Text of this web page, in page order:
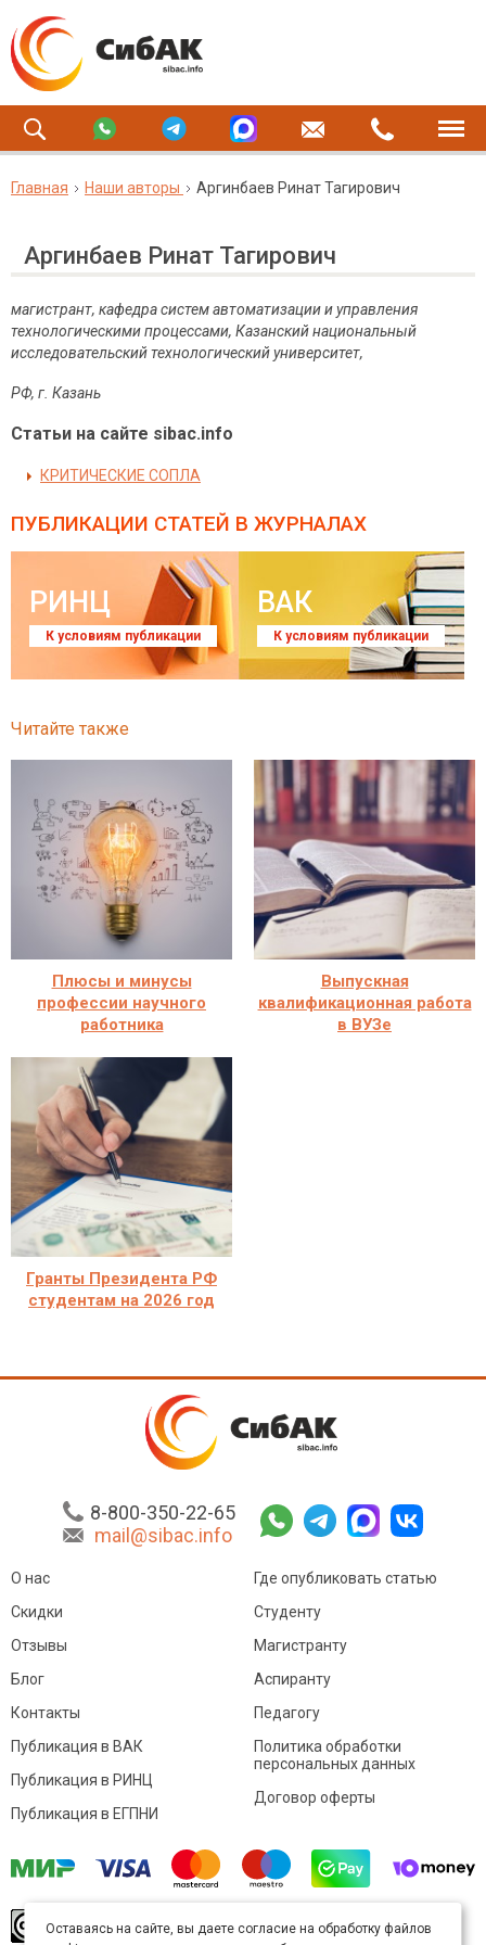
Главная Наши авторы Аргинбаев Ринат Тагирович
Аргинбаев Ринат Тагирович
магистрант, кафедра систем автоматизации и управления
технологическими процессами, Казанский национальный
исследовательский технологический университет,
РФ, г. Казань
Статьи на сайте sibac.info
КРИТИЧЕСКИЕ СОПЛА
ПУБЛИКАЦИИ СТАТЕЙ В ЖУРНАЛАХ
РИНЦ
К условиям публикации
ВАК
К условиям публикации
Читайте также
Плюсы и минусы
профессии научного
работника
Выпускная
квалификационная работа
в ВУЗе
Гранты Президента РФ
студентам на 2026 год
8-800-350-22-65
mail@sibac.info
О нас
Скидки
Отзывы
Блог
Контакты
Где опубликовать статью
Студенту
Магистранту
Аспиранту
Педагогу
Публикация в ВАК
Публикация в РИНЦ
Публикация в ЕГПНИ
Политика обработки
персональных данных
Договор оферты
произведение доступно полицензии Creative
Оставаясь на сайте, вы даете согласие на обработку файлов